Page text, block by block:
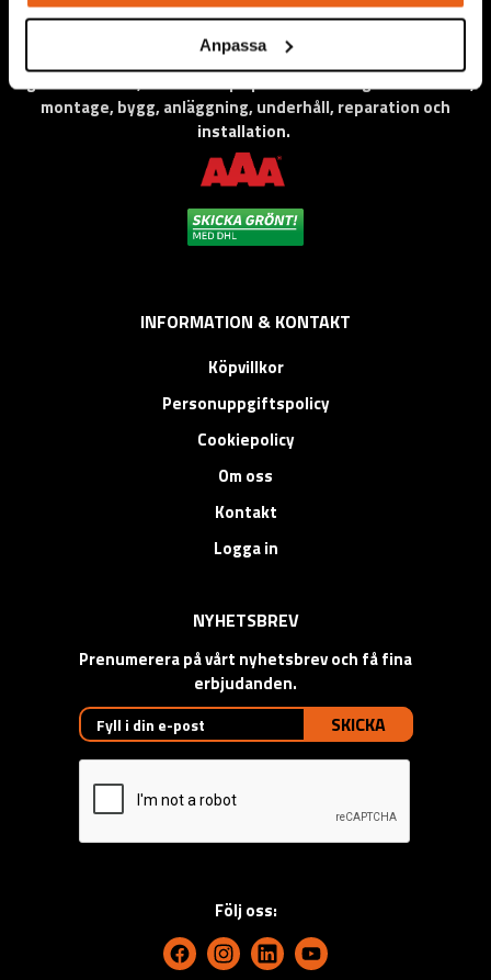
Anpassa
Vi levererar högkvalitativa ”produkter för proffs”, under
eget varumärke, med fokus på problemlösning inom service,
montage, bygg, anläggning, underhåll, reparation och
installation.
INFORMATION & KONTAKT
Köpvillkor
Personuppgiftspolicy
Cookiepolicy
Om oss
Kontakt
Logga in
NYHETSBREV
Prenumerera på vårt nyhetsbrev och få fina
erbjudanden.
SKICKA
Följ oss: